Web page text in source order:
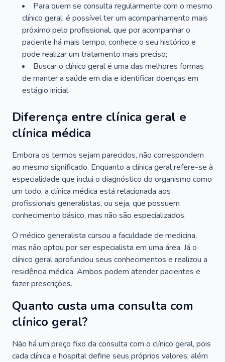
Para quem se consulta regularmente com o mesmo
clínico geral, é possível ter um acompanhamento mais
próximo pelo profissional, que por acompanhar o
paciente há mais tempo, conhece o seu histórico e
pode realizar um tratamento mais preciso;
Buscar o clínico geral é uma das melhores formas
de manter a saúde em dia e identificar doenças em
estágio inicial.
Diferença entre clínica geral e
clínica médica
Embora os termos sejam parecidos, não correspondem
ao mesmo significado. Enquanto a clínica geral refere-se à
especialidade que inclui o diagnóstico do organismo como
um todo, a clínica médica está relacionada aos
profissionais generalistas, ou seja, que possuem
conhecimento básico, mas não são especializados.
O médico generalista cursou a faculdade de medicina,
mas não optou por ser especialista em uma área. Já o
clínico geral aprofundou seus conhecimentos e realizou a
residência médica. Ambos podem atender pacientes e
fazer prescrições.
Quanto custa uma consulta com
clínico geral?
Não há um preço fixo da consulta com o clínico geral, pois
cada clínica e hospital define seus próprios valores, além